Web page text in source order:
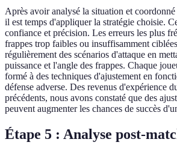
Après avoir analysé la situation et
il est temps d'appliquer la stratégie choisie.
confiance et précision. Les erreurs les plus
frappes trop faibles ou insuffisamment
régulièrement des scénarios d'attaque en
puissance et l'angle des frappes. Chaque
formé à des techniques d'ajustement en
défense adverse. Des revenus d'expérience
précédents, nous avons constaté que des
peuvent augmenter les chances de succès
Étape 5 : Analyse post-